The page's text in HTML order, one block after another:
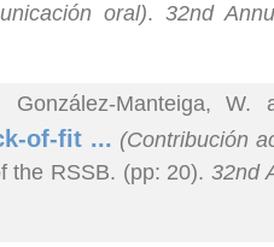
oral). 32nd
Manteiga, W.
of-fit ... (Contribución
the RSSB. (pp: 20). 32nd